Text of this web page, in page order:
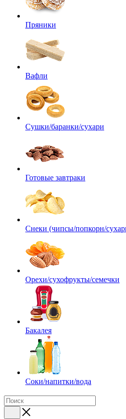
Пряники
Вафли
Сушки/баранки/сухари
Готовые завтраки
Снеки (чипсы/попкорн/
Орехи/сухофрукты/семечки
Бакалея
Соки/напитки/вода